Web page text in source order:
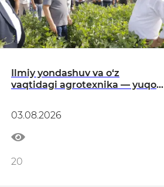
Ilmiy yondashuv va o‘z
vaqtidagi agrotexnika — yuqori
03.08.2026
20